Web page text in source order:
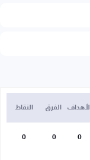
الأهداف الفرق النقاط
0
0
0